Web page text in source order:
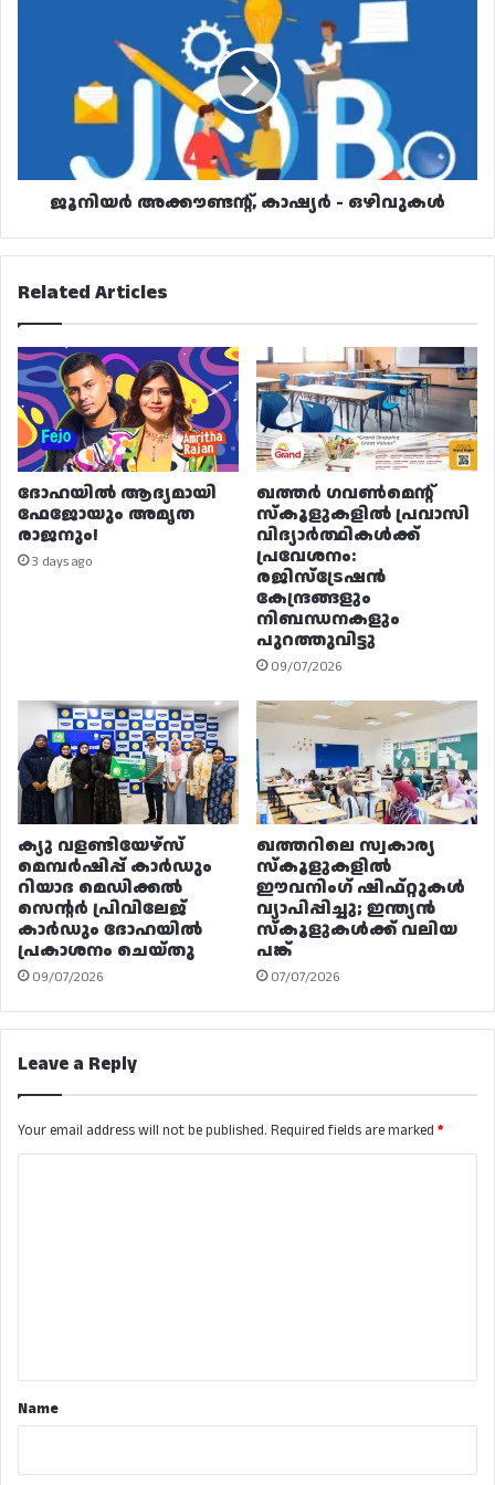
ഒഴിവുകൾ
ജൂനിയർ അക്കൗണ്ടന്റ്, കാഷ്യർ - ഒഴിവുകൾ
Related Articles
ദോഹയിൽ ആദ്യമായി
ഫേജോയും അമൃത
രാജനും!
3 days ago
ഖത്തർ ഗവൺമെന്റ്
സ്കൂളുകളിൽ പ്രവാസി
വിദ്യാർത്ഥികൾക്ക്
പ്രവേശനം:
രജിസ്ട്രേഷൻ
കേന്ദ്രങ്ങളും
നിബന്ധനകളും
പുറത്തുവിട്ടു
09/07/2026
ക്യു വളണ്ടിയേഴ്‌സ്
മെമ്പർഷിപ്പ് കാർഡും
റിയാദ മെഡിക്കൽ
സെന്റർ പ്രിവിലേജ്
കാർഡും ദോഹയിൽ
പ്രകാശനം ചെയ്തു
09/07/2026
ഖത്തറിലെ സ്വകാര്യ
സ്കൂളുകളിൽ
ഈവനിംഗ് ഷിഫ്റ്റുകൾ
വ്യാപിപ്പിച്ചു; ഇന്ത്യൻ
സ്കൂളുകൾക്ക് വലിയ
പങ്ക്
07/07/2026
Leave a Reply
Your email address will not be published. Required fields are marked *
*Name